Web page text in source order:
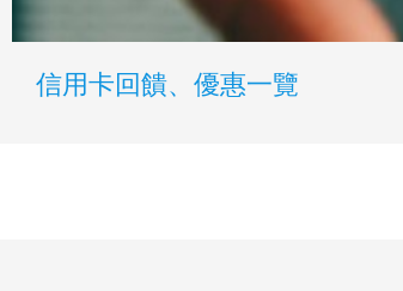
信用卡回饋、優惠一覽